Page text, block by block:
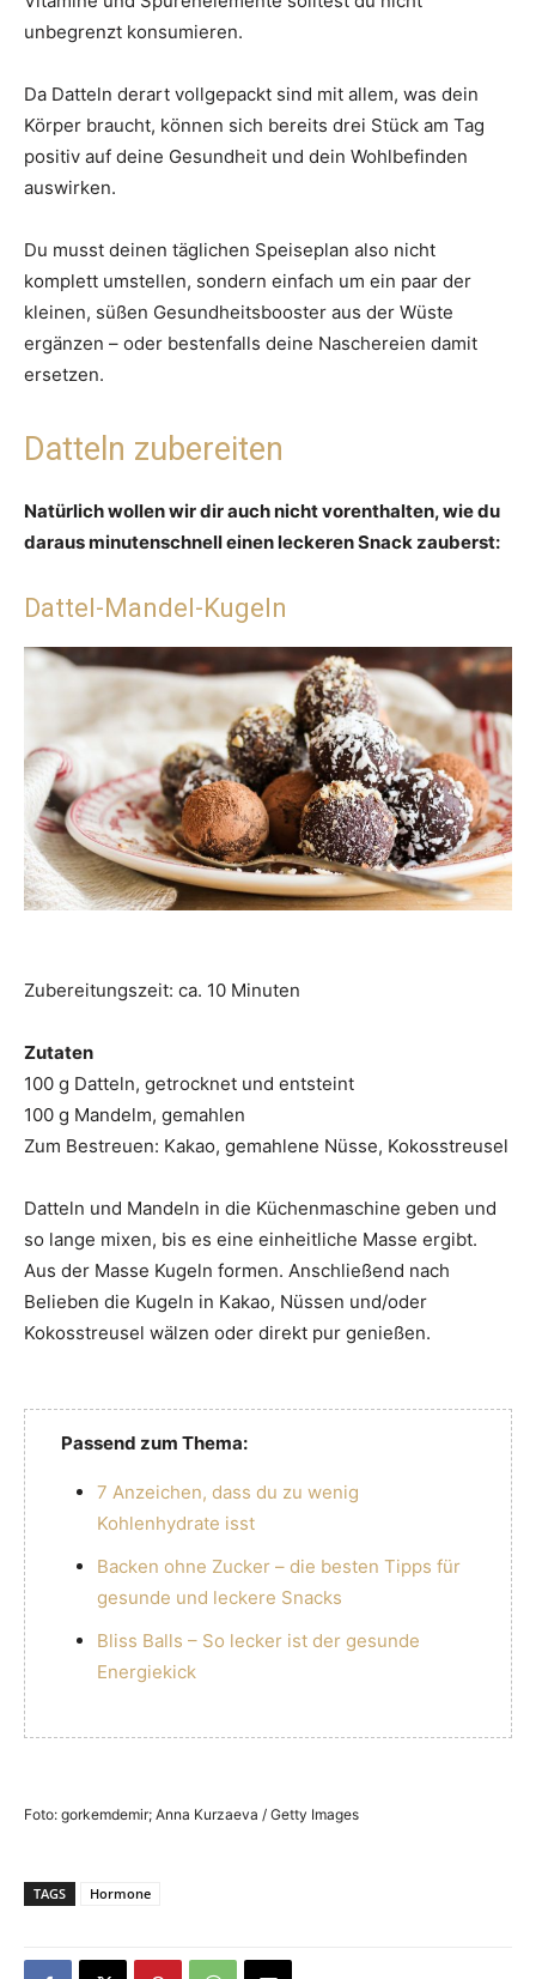
unbegrenzt konsumieren.
Da Datteln derart vollgepackt sind mit allem, was dein
Körper braucht, können sich bereits drei Stück am Tag
positiv auf deine Gesundheit und dein Wohlbefinden
auswirken.
Du musst deinen täglichen Speiseplan also nicht
komplett umstellen, sondern einfach um ein paar der
kleinen, süßen Gesundheitsbooster aus der Wüste
ergänzen – oder bestenfalls deine Naschereien damit
ersetzen.
Datteln zubereiten
Natürlich wollen wir dir auch nicht vorenthalten, wie du
daraus minutenschnell einen leckeren Snack zauberst:
Dattel-Mandel-Kugeln
Zubereitungszeit: ca. 10 Minuten
Zutaten
100 g Datteln, getrocknet und entsteint
100 g Mandelm, gemahlen
Zum Bestreuen: Kakao, gemahlene Nüsse, Kokosstreusel
Datteln und Mandeln in die Küchenmaschine geben und
so lange mixen, bis es eine einheitliche Masse ergibt.
Aus der Masse Kugeln formen. Anschließend nach
Belieben die Kugeln in Kakao, Nüssen und/oder
Kokosstreusel wälzen oder direkt pur genießen.
Passend zum Thema:
7 Anzeichen, dass du zu wenig
Kohlenhydrate isst
Backen ohne Zucker – die besten Tipps für
gesunde und leckere Snacks
Bliss Balls – So lecker ist der gesunde
Energiekick
Foto: gorkemdemir; Anna Kurzaeva / Getty Images
TAGS Hormone